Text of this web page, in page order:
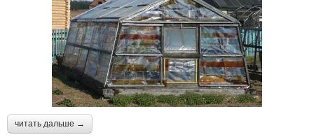
читать дальше →